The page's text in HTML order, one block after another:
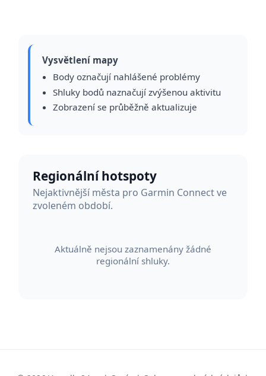
Vysvětlení mapy
Body označují nahlášené problémy
Shluky bodů naznačují zvýšenou aktivitu
Zobrazení se průběžně aktualizuje
Regionální hotspoty
Nejaktivnější města pro Garmin Connect ve
zvoleném období.
Aktuálně nejsou zaznamenány žádné
regionální shluky.